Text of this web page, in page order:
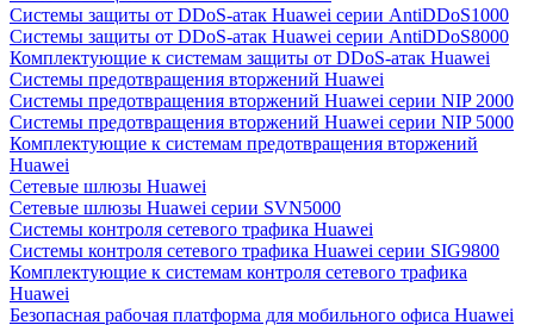
Системы защиты от DDoS-атак Huawei серии AntiDDoS1000
Системы защиты от DDoS-атак Huawei серии AntiDDoS8000
Комплектующие к системам защиты от DDoS-атак Huawei
Системы предотвращения вторжений Huawei
Системы предотвращения вторжений Huawei серии NIP 2000
Системы предотвращения вторжений Huawei серии NIP 5000
Комплектующие к системам предотвращения вторжений
Huawei
Сетевые шлюзы Huawei
Сетевые шлюзы Huawei серии SVN5000
Системы контроля сетевого трафика Huawei
Системы контроля сетевого трафика Huawei серии SIG9800
Комплектующие к системам контроля сетевого трафика
Huawei
Безопасная рабочая платформа для мобильного офиса Huawei